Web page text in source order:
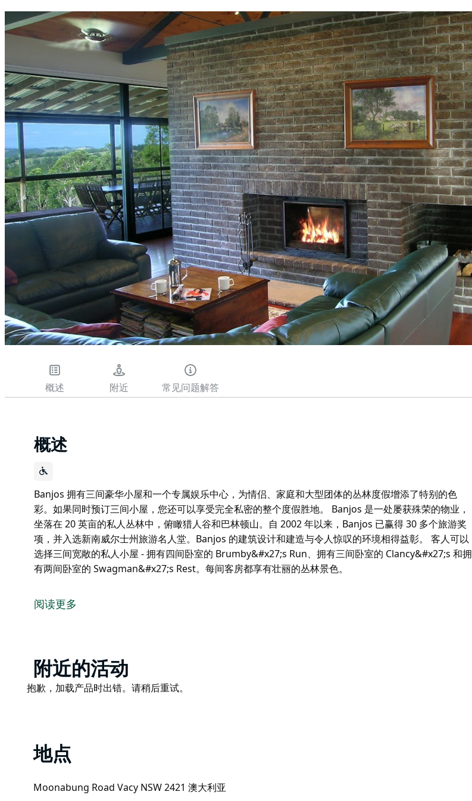
概述 附近 常见问题解答
概述
Banjos 拥有三间豪华小屋和一个专属娱乐中心，为情侣、家庭和大型团体的丛林度假增添了特别的色
彩。如果同时预订三间小屋，您还可以享受完全私密的整个度假胜地。 Banjos 是一处屡获殊荣的物业，
坐落在 20 英亩的私人丛林中，俯瞰猎人谷和巴林顿山。自 2002 年以来，Banjos 已赢得 30 多个旅游奖
项，并入选新南威尔士州旅游名人堂。Banjos 的建筑设计和建造与令人惊叹的环境相得益彰。 客人可以
选择三间宽敞的私人小屋 - 拥有四间卧室的 Brumby&#x27;s Run、拥有三间卧室的 Clancy&#x27;s 和拥
有两间卧室的 Swagman&#x27;s Rest。每间客房都享有壮丽的丛林景色。
彩。如果同时预订三间小屋，您还可以享受完全私密的整个度假胜地。
客人可以选择三间宽敞的私人小屋 - 拥有四间卧室的 Brumby's Run、拥有三间卧室的 Clancy's 和拥有两
间卧室的 Swagman's Rest。每间客房都享有壮丽的丛林景色。
阅读更多
Product
List
附近的活动
Product
抱歉，加载产品时出错。请稍后重试。
地点
Moonabung Road Vacy NSW 2421 澳大利亚